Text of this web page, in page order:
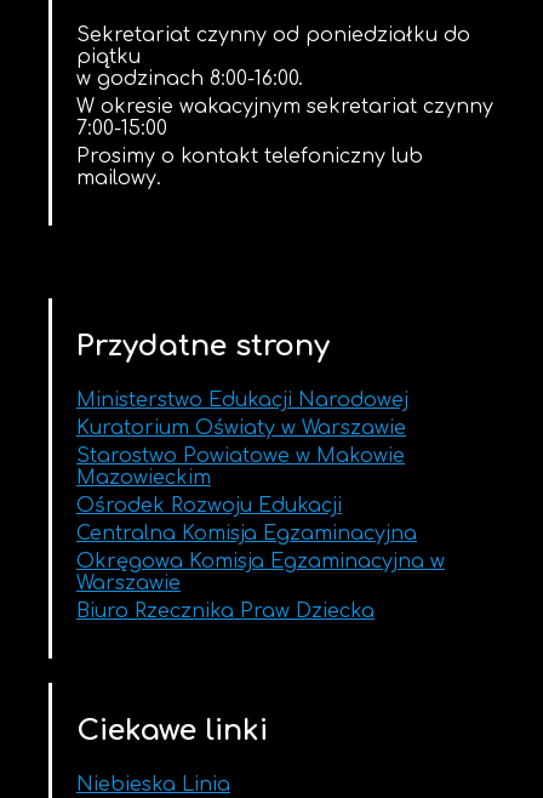
Sekretariat czynny od poniedziałku do
piątku
w godzinach 8:00-16:00.
W okresie wakacyjnym sekretariat czynny
7:00-15:00
Prosimy o kontakt telefoniczny lub
mailowy.
Przydatne strony
Ministerstwo Edukacji Narodowej
Kuratorium Oświaty w Warszawie
Starostwo Powiatowe w Makowie
Mazowieckim
Ośrodek Rozwoju Edukacji
Centralna Komisja Egzaminacyjna
Okręgowa Komisja Egzaminacyjna w
Warszawie
Biuro Rzecznika Praw Dziecka
Ciekawe linki
Niebieska Linia